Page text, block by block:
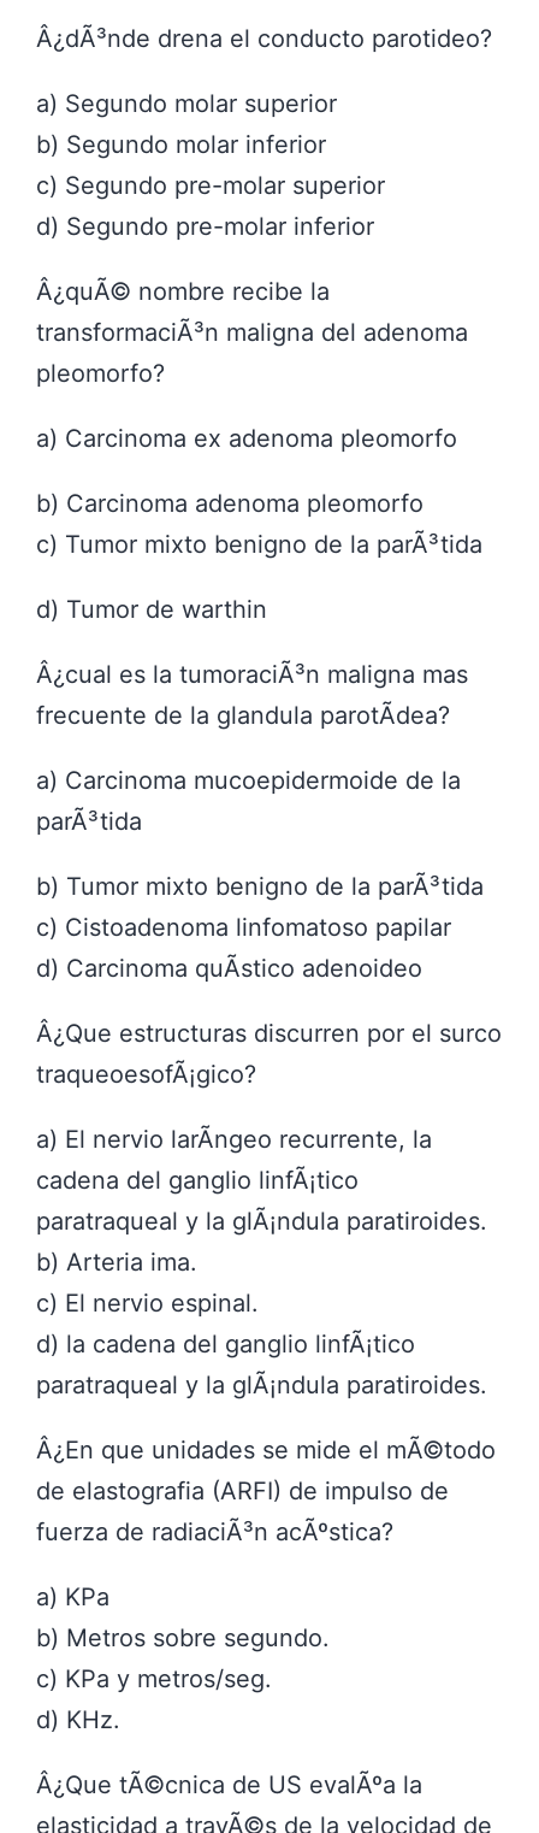
Â¿dÃ³nde drena el conducto parotideo?
a) Segundo molar superior
b) Segundo molar inferior
c) Segundo pre-molar superior
d) Segundo pre-molar inferior
Â¿quÃ© nombre recibe la
transformaciÃ³n maligna del adenoma
pleomorfo?
a) Carcinoma ex adenoma pleomorfo
b) Carcinoma adenoma pleomorfo
c) Tumor mixto benigno de la parÃ³tida
d) Tumor de warthin
Â¿cual es la tumoraciÃ³n maligna mas
frecuente de la glandula parotÃ­dea?
a) Carcinoma mucoepidermoide de la
parÃ³tida
b) Tumor mixto benigno de la parÃ³tida
c) Cistoadenoma linfomatoso papilar
d) Carcinoma quÃ­stico adenoideo
Â¿Que estructuras discurren por el surco
traqueoesofÃ¡gico?
a) El nervio larÃ­ngeo recurrente, la
cadena del ganglio linfÃ¡tico
paratraqueal y la glÃ¡ndula paratiroides.
b) Arteria ima.
c) El nervio espinal.
d) la cadena del ganglio linfÃ¡tico
paratraqueal y la glÃ¡ndula paratiroides.
Â¿En que unidades se mide el mÃ©todo
de elastografia (ARFI) de impulso de
fuerza de radiaciÃ³n acÃºstica?
a) KPa
b) Metros sobre segundo.
c) KPa y metros/seg.
d) KHz.
Â¿Que tÃ©cnica de US evalÃºa la
elasticidad a travÃ©s de la velocidad de